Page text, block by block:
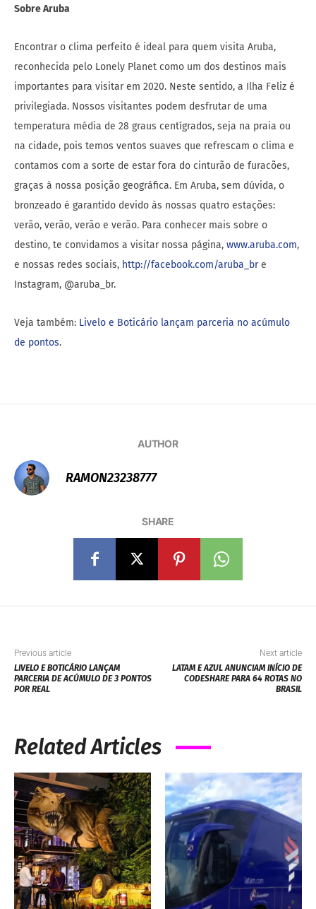
Sobre Aruba
Encontrar o clima perfeito é ideal para quem visita Aruba,
reconhecida pelo Lonely Planet como um dos destinos mais
importantes para visitar em 2020. Neste sentido, a Ilha Feliz é
privilegiada. Nossos visitantes podem desfrutar de uma
temperatura média de 28 graus centígrados, seja na praia ou
na cidade, pois temos ventos suaves que refrescam o clima e
contamos com a sorte de estar fora do cinturão de furacões,
graças à nossa posição geográfica. Em Aruba, sem dúvida, o
bronzeado é garantido devido às nossas quatro estações:
verão, verão, verão e verão. Para conhecer mais sobre o
destino, te convidamos a visitar nossa página, www.aruba.com,
e nossas redes sociais, http://facebook.com/aruba_bre
Instagram, @aruba_br.
Veja também: Livelo e Boticário lançam parceria no acúmulo
de pontos.
AUTHOR
RAMON23238777
SHARE
Previous article
LIVELO E BOTICÁRIO LANÇAM
PARCERIA DE ACÚMULO DE 3 PONTOS
POR REAL
Next article
LATAM E AZUL ANUNCIAM INÍCIO DE
CODESHARE PARA 64 ROTAS NO
BRASIL
Related Articles